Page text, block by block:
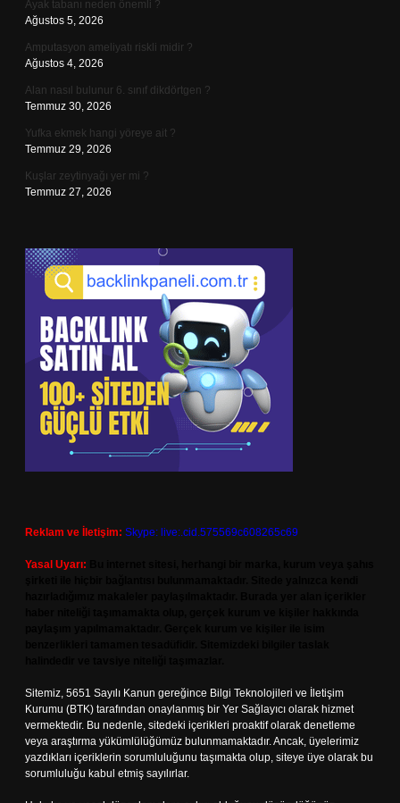
Ayak tabanı neden önemli ?
Ağustos 5, 2026
Amputasyon ameliyatı riskli midir ?
Ağustos 4, 2026
Alan nasıl bulunur 6. sınıf dikdörtgen ?
Temmuz 30, 2026
Yufka ekmek hangi yöreye ait ?
Temmuz 29, 2026
Kuşlar zeytinyağı yer mi ?
Temmuz 27, 2026
Reklam ve İletişim: Skype: live:.cid.575569c608265c69
Yasal Uyarı:
Sitemiz, 5651 Sayılı Kanun gereğince Bilgi Teknolojileri ve İletişim
Kurumu (BTK) tarafından onaylanmış bir Yer Sağlayıcı olarak hizmet
vermektedir. Bu nedenle, sitedeki içerikleri proaktif olarak denetleme
veya araştırma yükümlülüğümüz bulunmamaktadır. Ancak, üyelerimiz
yazdıkları içeriklerin sorumluluğunu taşımakta olup, siteye üye olarak bu
sorumluluğu kabul etmiş sayılırlar.